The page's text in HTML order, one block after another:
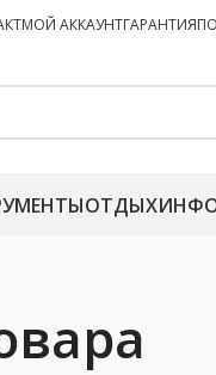
МОЙ АККАУНТГАРАНТИЯ
ОТДЫХ